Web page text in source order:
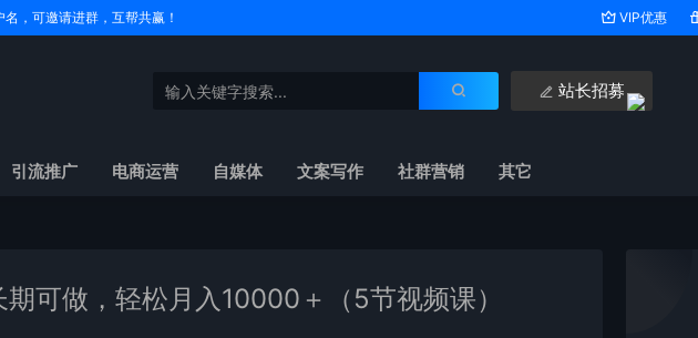
，可邀请进群，互帮共赢！ VIP优惠
站长招募
引流推广 电商运营 自媒体 文案写作 社群营销 其它
可做，轻松月入10000＋（5节视频课）